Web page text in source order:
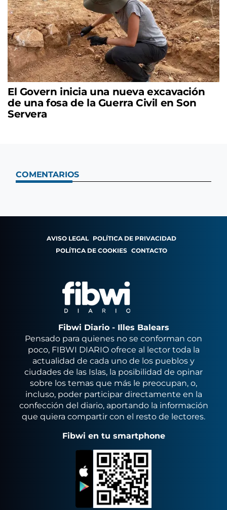
El Govern inicia una nueva excavación
de una fosa de la Guerra Civil en Son
Servera
COMENTARIOS
AVISO LEGAL POLÍTICA DE PRIVACIDAD
POLÍTICA DE COOKIES CONTACTO
Fibwi Diario - Illes Balears
Pensado para quienes no se conforman con
poco, FIBWI DIARIO ofrece al lector toda la
actualidad de cada uno de los pueblos y
ciudades de las Islas, la posibilidad de opinar
sobre los temas que más le preocupan, o,
incluso, poder participar directamente en la
confección del diario, aportando la información
que quiera compartir con el resto de lectores.
Fibwi en tu smartphone